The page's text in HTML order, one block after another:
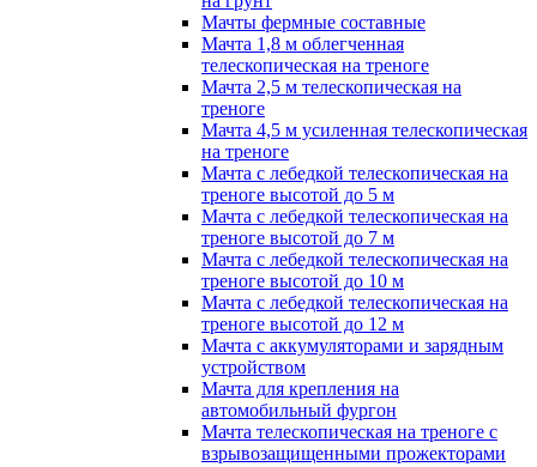
Мачты фермные составные
Мачта 1,8 м облегченная
телескопическая на треноге
Мачта 2,5 м телескопическая на
треноге
Мачта 4,5 м усиленная телескопическая
на треноге
Мачта с лебедкой телескопическая на
треноге высотой до 5 м
Мачта с лебедкой телескопическая на
треноге высотой до 7 м
Мачта с лебедкой телескопическая на
треноге высотой до 10 м
Мачта с лебедкой телескопическая на
треноге высотой до 12 м
Мачта с аккумуляторами и зарядным
устройством
Мачта для крепления на
автомобильный фургон
Мачта телескопическая на треноге с
взрывозащищенными прожекторами